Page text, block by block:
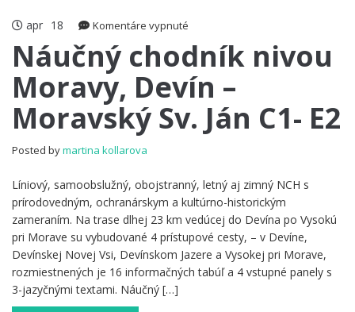
apr 18 Komentáre vypnuté
chodník
nivou
Moravy,
Devín
–
C1-
E2
Náučný chodník nivou
Moravy, Devín –
Moravský Sv. Ján C1- E2
Posted bymartina kollarova
Líniový, samoobslužný, obojstranný, letný aj zimný NCH s
prírodovedným, ochranárskym a kultúrno-historickým
zameraním. Na trase dlhej 23 km vedúcej do Devína po Vysokú
pri Morave su vybudované 4 prístupové cesty, – v Devíne,
Devínskej Novej Vsi, Devínskom Jazere a Vysokej pri Morave,
rozmiestnených je 16 informačných tabúľ a 4 vstupné panely s
3-jazyčnými textami. Náučný […]